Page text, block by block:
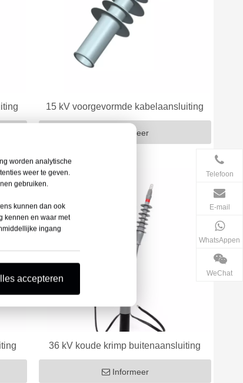
worden analytische
weer te geven.
gebruiken.
kunnen dan ook
kennen en waar met
ingang
accepteren
15 kV voorgevormde kabelaansluiting
Informeer
36 kV koude krimp buitenaansluiting
Informeer
Telefoon
E-mail
WhatsAppen
WeChat